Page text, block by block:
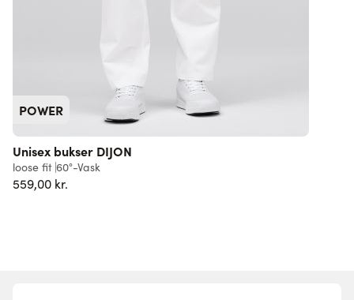
POWER
Unisex bukser DIJON
loose fit 60°-Vask
559,00 kr.